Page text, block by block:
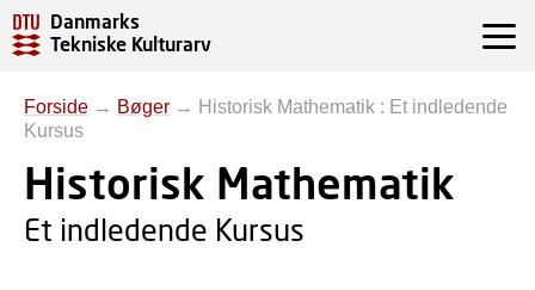
Danmarks
Tekniske Kulturarv
Forside → Bøger → Historisk Mathematik : Et indledende
Kursus
Historisk Mathematik
Et indledende Kursus